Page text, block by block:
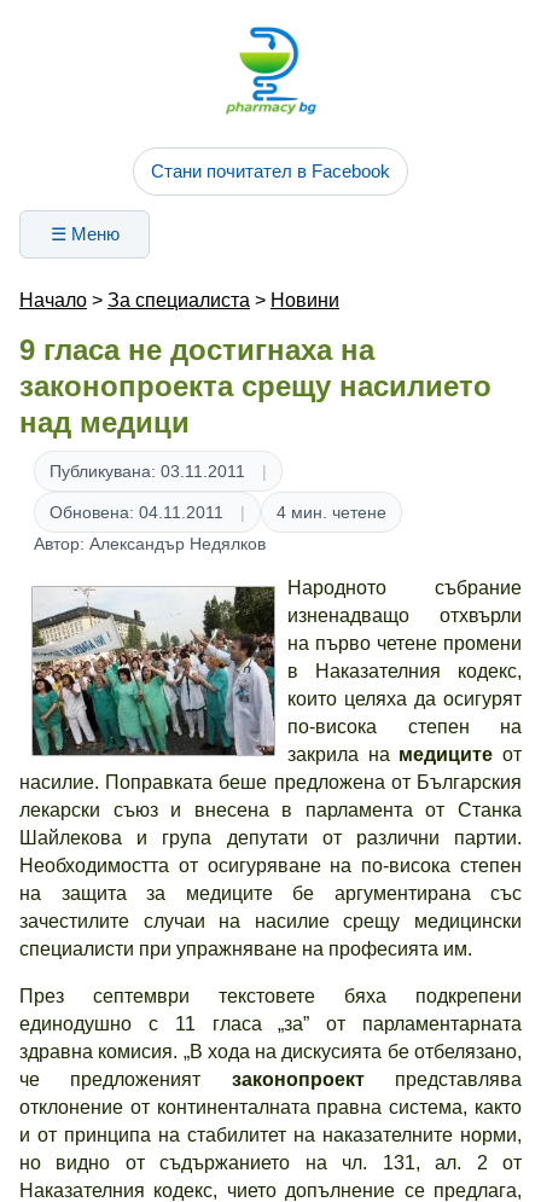
Стани почитател в Facebook
☰ Меню
Начало > За специалиста > Новини
9 гласа не достигнаха на
законопроекта срещу насилието
над медици
Публикувана: 03.11.2011
Обновена: 04.11.2011
4 мин. четене
Автор: Александър Недялков
Народното събрание
изненадващо отхвърли
на първо четене промени
в Наказателния кодекс,
които целяха да осигурят
по-висока степен на
закрила на медицитеот
насилие. Поправката беше предложена от Българския
лекарски съюз и внесена в парламента от Станка
Шайлекова и група депутати от различни партии.
Необходимостта от осигуряване на по-висока степен
на защита за медиците бе аргументирана със
зачестилите случаи на насилие срещу медицински
специалисти при упражняване на професията им.
През септември текстовете бяха подкрепени
единодушно с 11 гласа „за” от парламентарната
здравна комисия. „В хода на дискусията бе отбелязано,
че предложеният законопроектпредставлява
отклонение от континенталната правна система, както
и от принципа на стабилитет на наказателните норми,
но видно от съдържанието на чл. 131, ал. 2 от
Наказателния кодекс, чието допълнение се предлага,